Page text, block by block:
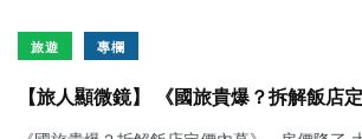
旅遊 專欄
【旅人顯微鏡】 《國旅貴爆？拆解飯店定